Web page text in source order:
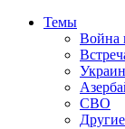
Темы
Война
СВО